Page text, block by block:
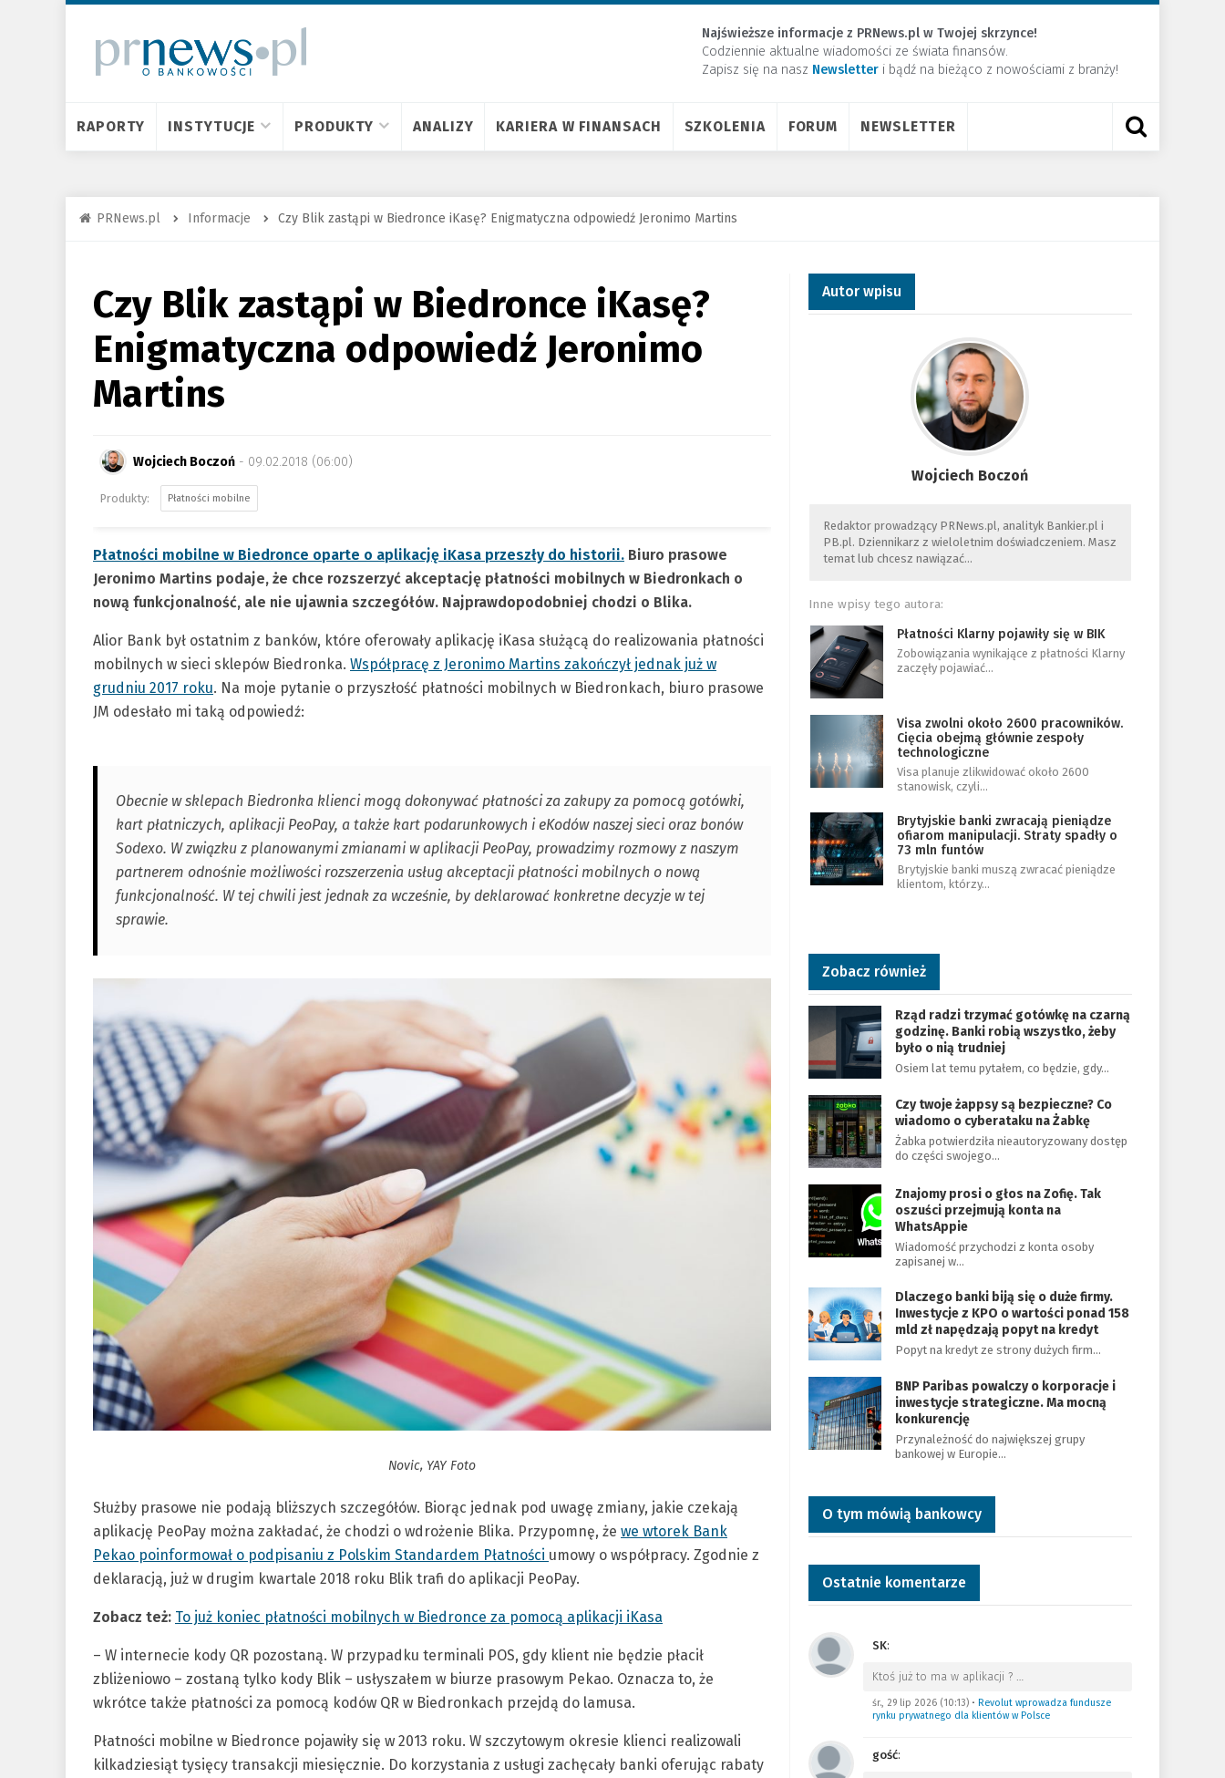
Najświeższe informacje z PRNews.pl w Twojej skrzynce!
Codziennie aktualne wiadomości ze świata finansów.
Zapisz się na nasz Newsletter ​i bądź na bieżąco z nowościami z branży!
RAPORTY INSTYTUCJE PRODUKTY ANALIZY KARIERA W FINANSACH SZKOLENIA FORUM NEWSLETTER
PRNews.pl Informacje Czy Blik zastąpi w Biedronce iKasę? Enigmatyczna odpowiedź Jeronimo Martins
Czy Blik zastąpi w Biedronce iKasę?
Enigmatyczna odpowiedź Jeronimo
Martins
Wojciech Boczoń - 09.02.2018 (06:00)
Płatności mobilne
Płatności mobilne w Biedronce oparte o aplikację iKasa przeszły do historii. Biuro prasowe
Jeronimo Martins podaje, że chce rozszerzyć akceptację płatności mobilnych w Biedronkach o
nową funkcjonalność, ale nie ujawnia szczegółów. Najprawdopodobniej chodzi o Blika.
Alior Bank był ostatnim z banków, które oferowały aplikację iKasa służącą do realizowania płatności
mobilnych w sieci sklepów Biedronka. Współpracę z Jeronimo Martins zakończył jednak już w
grudniu 2017 roku. Na moje pytanie o przyszłość płatności mobilnych w Biedronkach, biuro prasowe
JM odesłało mi taką odpowiedź:
Obecnie w sklepach Biedronka klienci mogą dokonywać płatności za zakupy za pomocą gotówki,
kart płatniczych, aplikacji PeoPay, a także kart podarunkowych i eKodów naszej sieci oraz bonów
Sodexo. W związku z planowanymi zmianami w aplikacji PeoPay, prowadzimy rozmowy z naszym
partnerem odnośnie możliwości rozszerzenia usług akceptacji płatności mobilnych o nową
funkcjonalność. W tej chwili jest jednak za wcześnie, by deklarować konkretne decyzje w tej
sprawie.
Novic, YAY Foto
Służby prasowe nie podają bliższych szczegółów. Biorąc jednak pod uwagę zmiany, jakie czekają
aplikację PeoPay można zakładać, że chodzi o wdrożenie Blika. Przypomnę, że we wtorek Bank
Pekao poinformował o podpisaniu z Polskim Standardem Płatności umowy o współpracy. Zgodnie z
deklaracją, już w drugim kwartale 2018 roku Blik trafi do aplikacji PeoPay.
Zobacz też: To już koniec płatności mobilnych w Biedronce za pomocą aplikacji iKasa
– W internecie kody QR pozostaną. W przypadku terminali POS, gdy klient nie będzie płacił
zbliżeniowo – zostaną tylko kody Blik – usłyszałem w biurze prasowym Pekao. Oznacza to, że
wkrótce także płatności za pomocą kodów QR w Biedronkach przejdą do lamusa.
Płatności mobilne w Biedronce pojawiły się w 2013 roku. W szczytowym okresie klienci realizowali
kilkadziesiąt tysięcy transakcji miesięcznie. Do korzystania z usługi zachęcały banki oferując rabaty
Autor wpisu
Wojciech Boczoń
Redaktor prowadzący PRNews.pl, analityk Bankier.pl i
PB.pl. Dziennikarz z wieloletnim doświadczeniem. Masz
temat lub chcesz nawiązać…
Inne wpisy tego autora:
Płatności Klarny pojawiły się w BIK
Zobowiązania wynikające z płatności Klarny
zaczęły pojawiać…
Visa zwolni około 2600 pracowników.
Cięcia obejmą głównie zespoły
technologiczne
Visa planuje zlikwidować około 2600
stanowisk, czyli…
Brytyjskie banki zwracają pieniądze
ofiarom manipulacji. Straty spadły o
73 mln funtów
Brytyjskie banki muszą zwracać pieniądze
klientom, którzy…
Zobacz również
Rząd radzi trzymać gotówkę na czarną
godzinę. Banki robią wszystko, żeby
było o nią trudniej
Osiem lat temu pytałem, co będzie, gdy…
Czy twoje żappsy są bezpieczne? Co
wiadomo o cyberataku na Żabkę
Żabka potwierdziła nieautoryzowany dostęp
do części swojego…
Znajomy prosi o głos na Zofię. Tak
oszuści przejmują konta na
WhatsAppie
Wiadomość przychodzi z konta osoby
zapisanej w…
Dlaczego banki biją się o duże firmy.
Inwestycje z KPO o wartości ponad 158
mld zł napędzają popyt na kredyt
Popyt na kredyt ze strony dużych firm…
BNP Paribas powalczy o korporacje i
inwestycje strategiczne. Ma mocną
konkurencję
Przynależność do największej grupy
bankowej w Europie…
O tym mówią bankowcy
Ostatnie komentarze
SK:
Ktoś już to ma w aplikacji ? …
śr., 29 lip 2026 (10:13)• Revolut wprowadza fundusze
rynku prywatnego dla klientów w Polsce
gość: